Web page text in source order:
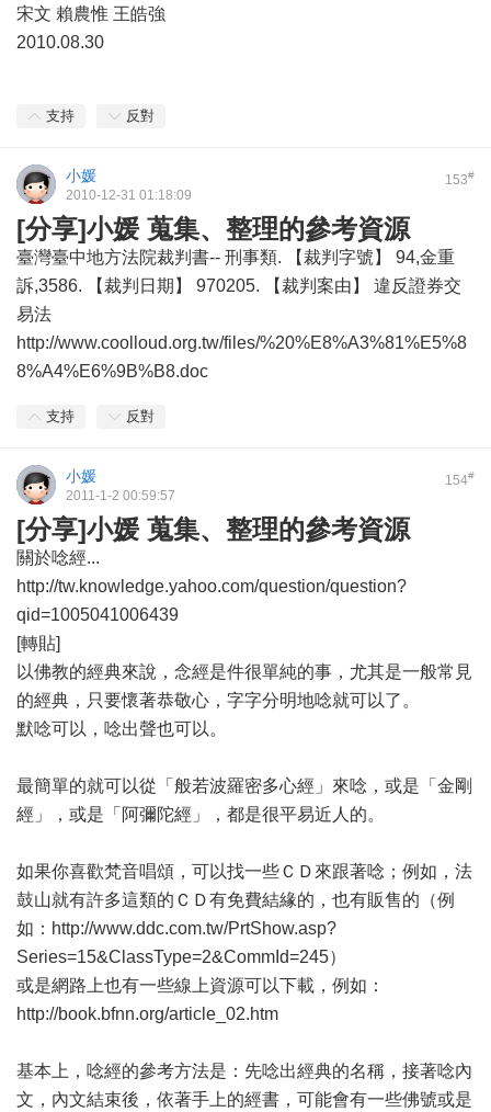
宋文 賴農惟 王皓強
2010.08.30
支持 反對
153#
小媛
2010-12-31 01:18:09
[分享]小媛 蒐集、整理的參考資源
臺灣臺中地方法院裁判書-- 刑事類. 【裁判字號】 94,金重
訴,3586. 【裁判日期】 970205. 【裁判案由】 違反證券交
易法
http://www.coolloud.org.tw/files/%20%E8%A3%81%E5%8
8%A4%E6%9B%B8.doc
支持 反對
154#
小媛
2011-1-2 00:59:57
[分享]小媛 蒐集、整理的參考資源
關於唸經...
http://tw.knowledge.yahoo.com/question/question?
qid=1005041006439
[轉貼]
以佛教的經典來說，念經是件很單純的事，尤其是一般常見
的經典，只要懷著恭敬心，字字分明地唸就可以了。
默唸可以，唸出聲也可以。
最簡單的就可以從「般若波羅密多心經」來唸，或是「金剛
經」，或是「阿彌陀經」，都是很平易近人的。
如果你喜歡梵音唱頌，可以找一些ＣＤ來跟著唸；例如，法
鼓山就有許多這類的ＣＤ有免費結緣的，也有販售的（例
如：http://www.ddc.com.tw/PrtShow.asp?
Series=15&ClassType=2&CommId=245）
或是網路上也有一些線上資源可以下載，例如：
http://book.bfnn.org/article_02.htm
基本上，唸經的參考方法是：先唸出經典的名稱，接著唸內
文，內文結束後，依著手上的經書，可能會有一些佛號或是